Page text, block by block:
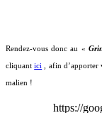
Rendez-vous donc au «
cliquantici
, afin
malien !
https://